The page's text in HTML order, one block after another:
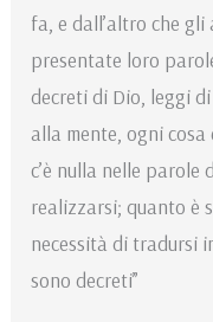
fa, e dall’altro che
presentate loro
decreti di Dio, leggi
alla mente, ogni
c’è nulla nelle parole
realizzarsi; quanto è
necessità di tradursi
sono decreti”